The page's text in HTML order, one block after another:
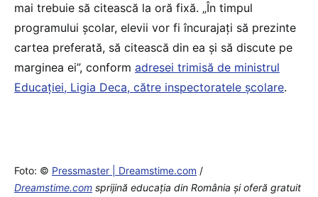
mai trebuie să citească la oră fixă. „În timpul
programului școlar, elevii vor fi încurajați să prezinte
cartea preferată, să citească din ea și să discute pe
marginea ei”, conform adresei trimisă de ministrul
Educației, Ligia Deca, către inspectoratele școlare.
Foto: © Pressmaster | Dreamstime.com /
Dreamstime.com sprijină educaţia din România şi oferă gratuit